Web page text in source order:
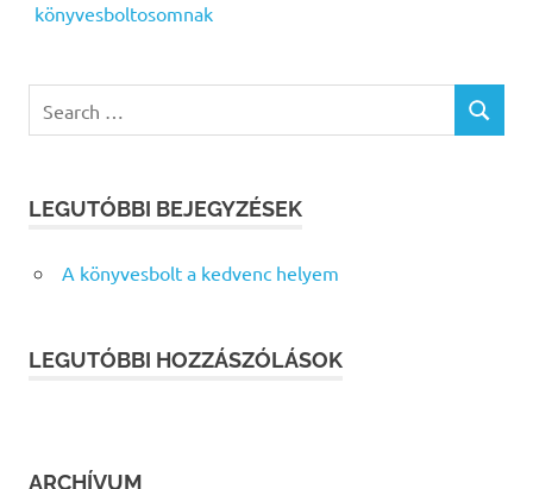
könyvesboltosomnak
for:
SEARCH
LEGUTÓBBI BEJEGYZÉSEK
A könyvesbolt a kedvenc helyem
LEGUTÓBBI HOZZÁSZÓLÁSOK
ARCHÍVUM